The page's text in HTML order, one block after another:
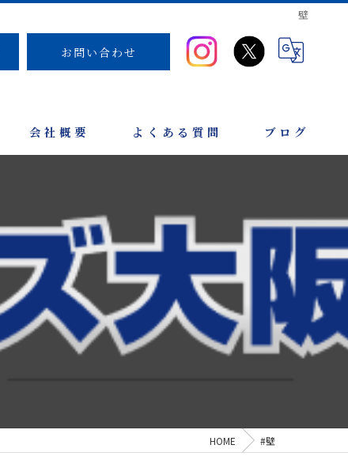
壁
お問い合わせ
会社概要 よくある質問 ブログ
HOME #壁